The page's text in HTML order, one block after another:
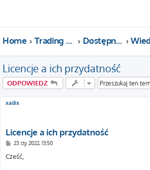
Home Trading For a Living Dostępne kategorie
Licencje a ich przydatność
ODPOWIEDZ
xadix
Licencje a ich przydatność
P
s
t
23 sty 2022, 13:50
Cześć,